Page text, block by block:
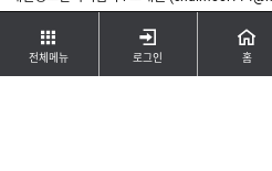
전체메뉴 로그인 홈